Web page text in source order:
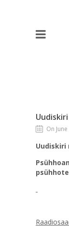
On
Uudiskiri